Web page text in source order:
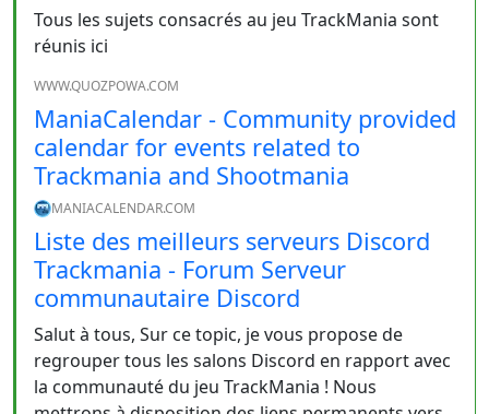
Tous les sujets consacrés au jeu TrackMania sont
réunis ici
WWW.QUOZPOWA.COM
ManiaCalendar - Community provided
calendar for events related to
Trackmania and Shootmania
MANIACALENDAR.COM
Liste des meilleurs serveurs Discord
Trackmania - Forum Serveur
communautaire Discord
Salut à tous, Sur ce topic, je vous propose de
regrouper tous les salons Discord en rapport avec
la communauté du jeu TrackMania ! Nous